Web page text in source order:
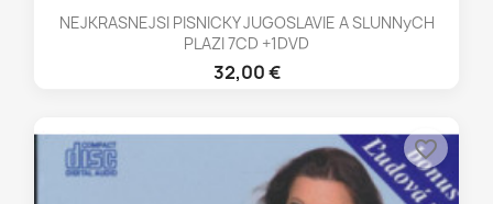
NEJKRASNEJSI PISNICKY JUGOSLAVIE A SLUNNyCH
PLAZI 7CD +1DVD
32,00 €
favorite_border